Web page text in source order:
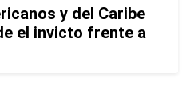
y del Caribe
el invicto frente a